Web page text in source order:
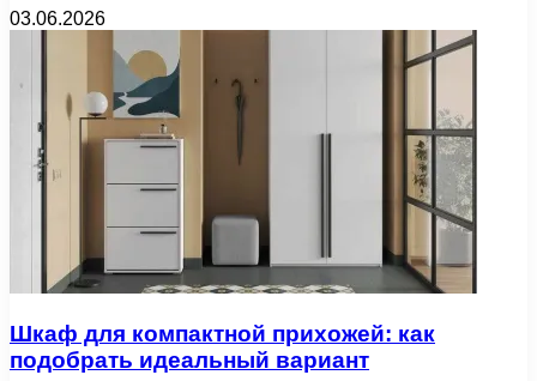
03.06.2026
Шкаф для компактной прихожей: как
подобрать идеальный вариант